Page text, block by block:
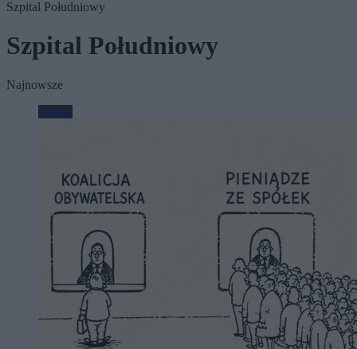
Szpital Południowy
Szpital Południowy
Najnowsze
Biznes